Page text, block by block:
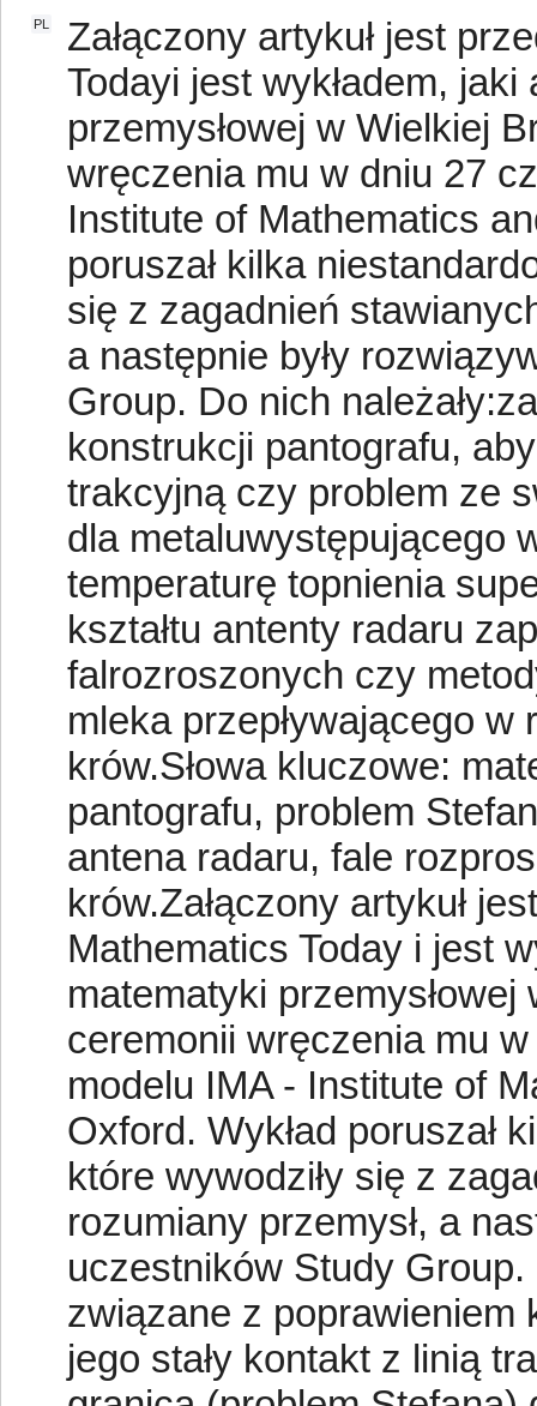
PL
Załączony artykuł jest
Todayi jest wykładem,
przemysłowej w Wielkiej
wręczenia mu w dniu 27
Institute of Mathematics
poruszał kilka
się z zagadnień
a następnie były
Group. Do nich
konstrukcji pantografu,
trakcyjną czy problem ze
dla metaluwystępującego
temperaturę topnienia
kształtu antenty radaru
falrozroszonych czy
mleka przepływającego
krów.Słowa kluczowe:
pantografu, problem
antena radaru, fale
krów.Załączony artykuł
Mathematics Today i jest
matematyki przemysłowej
ceremonii wręczenia mu
modelu IMA - Institute of
Oxford. Wykład poruszał
które wywodziły się z
rozumiany przemysł, a
uczestników Study
związane z poprawieniem
jego stały kontakt z linią